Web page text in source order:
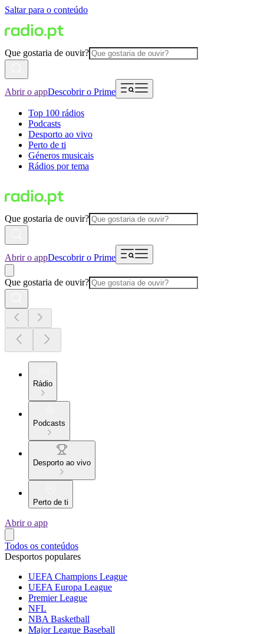
Saltar para o conteúdo
Que gostaria de ouvir?
Abrir o appDescobrir o Prime
Top 100 rádios
Podcasts
Desporto ao vivo
Perto de ti
Géneros musicais
Rádios por tema
Que gostaria de ouvir?
Abrir o appDescobrir o Prime
Que gostaria de ouvir?
Rádio
Podcasts
Desporto ao vivo
Perto de ti
Abrir o app
Todos os conteúdos
Desportos populares
UEFA Champions League
UEFA Europa League
Premier League
NFL
NBA Basketball
Major League Baseball